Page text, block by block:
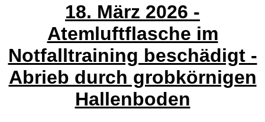
18. März 2026 -
Atemluftflasche im
Notfalltraining beschädigt -
Abrieb durch grobkörnigen
Hallenboden